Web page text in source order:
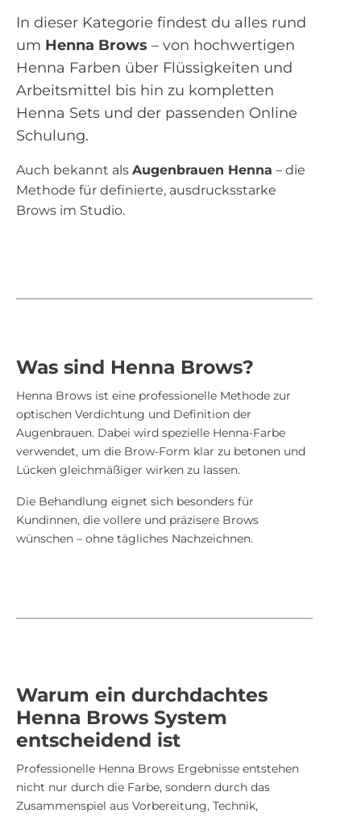
In dieser Kategorie findest du alles rund
um Henna Brows – von hochwertigen
Henna Farben über Flüssigkeiten und
Arbeitsmittel bis hin zu kompletten
Henna Sets und der passenden Online
Schulung.
Auch bekannt als Augenbrauen Henna – die
Methode für definierte, ausdrucksstarke
Brows im Studio.
Was sind Henna Brows?
Henna Brows ist eine professionelle Methode zur
optischen Verdichtung und Definition der
Augenbrauen. Dabei wird spezielle Henna-Farbe
verwendet, um die Brow-Form klar zu betonen und
Lücken gleichmäßiger wirken zu lassen.
Die Behandlung eignet sich besonders für
Kundinnen, die vollere und präzisere Brows
wünschen – ohne tägliches Nachzeichnen.
Warum ein durchdachtes
Henna Brows System
entscheidend ist
Professionelle Henna Brows Ergebnisse entstehen
nicht nur durch die Farbe, sondern durch das
Zusammenspiel aus Vorbereitung, Technik,